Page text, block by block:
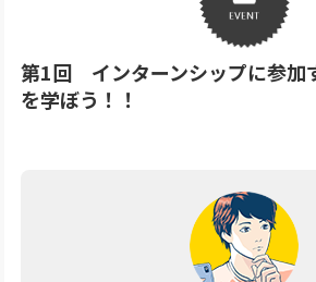
第1回 インターンシップに参加
を学ぼう！！